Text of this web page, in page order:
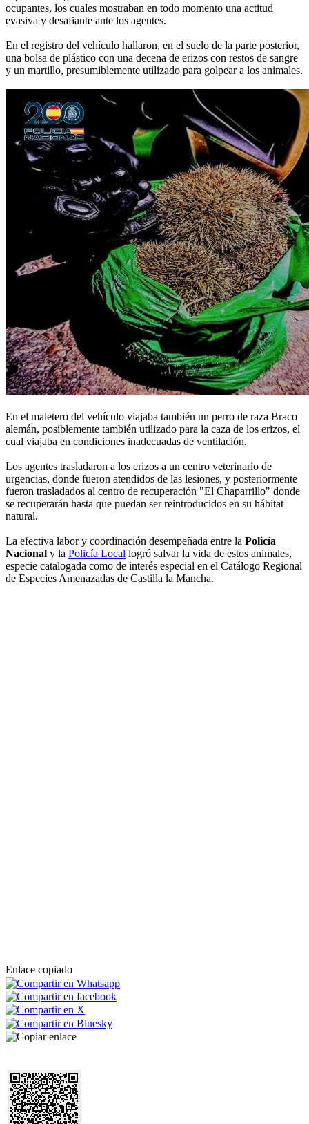
ocupantes, los cuales mostraban en todo momento una actitud
evasiva y desafiante ante los agentes.
En el registro del vehículo hallaron, en el suelo de la parte posterior,
una bolsa de plástico con una decena de erizos con restos de sangre
y un martillo, presumiblemente utilizado para golpear a los animales.
En el maletero del vehículo viajaba también un perro de raza Braco
alemán, posiblemente también utilizado para la caza de los erizos, el
cual viajaba en condiciones inadecuadas de ventilación.
Los agentes trasladaron a los erizos a un centro veterinario de
urgencias, donde fueron atendidos de las lesiones, y posteriormente
fueron trasladados al centro de recuperación "El Chaparrillo" donde
se recuperarán hasta que puedan ser reintroducidos en su hábitat
natural.
La efectiva labor y coordinación desempeñada entre la Policía
Nacional y la Policía Local logró salvar la vida de estos animales,
especie catalogada como de interés especial en el Catálogo Regional
de Especies Amenazadas de Castilla la Mancha.
Enlace copiado